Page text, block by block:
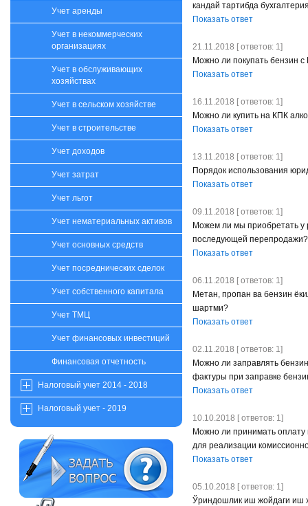
Учет аренды
Учет в некоммерческих
организациях
Учет в обслуживающих
хозяйствах
Учет в сельском хозяйстве
Учет в строительстве
Учет доходов
Учет затрат
Учет льгот
Учет нематериальных активов
Учет основных средств
Учет посреднических сделок
Учет собственного капитала
Учет ТМЦ
Учет финансовых инвестиций
Финансовая отчетность
Налоговый учет 2014 - 2018
Налоговый учет - 2019
кандай тартибда
Показать ответ
21.11.2018 [ ответов: 1]
Можно ли покупать бензин
Показать ответ
16.11.2018 [ ответов: 1]
Можно ли купить на КПК
Показать ответ
13.11.2018 [ ответов: 1]
Порядок использования
Показать ответ
09.11.2018 [ ответов: 1]
Можем ли мы приобретать у
последующей перепродажи?
Показать ответ
06.11.2018 [ ответов: 1]
Метан, пропан ва бензин
шартми?
Показать ответ
02.11.2018 [ ответов: 1]
Можно ли заправлять
фактуры при заправке
Показать ответ
10.10.2018 [ ответов: 1]
Можно ли принимать оплату
для реализации
Показать ответ
05.10.2018 [ ответов: 1]
Ўриндошлик иш жойдаги иш